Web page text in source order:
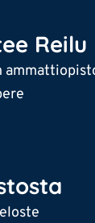
Reilu